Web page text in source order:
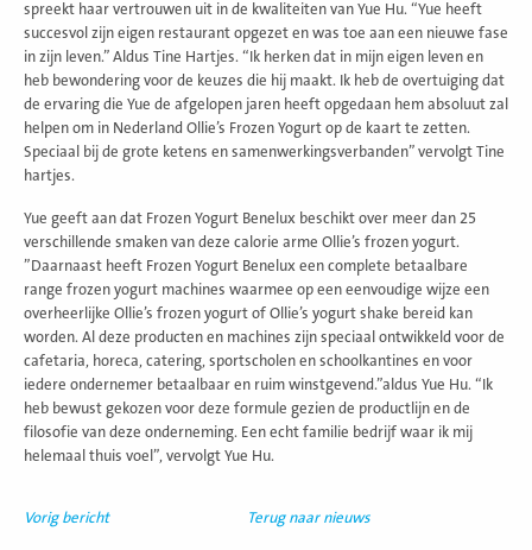
spreekt haar vertrouwen uit in de kwaliteiten van Yue Hu. “Yue heeft
succesvol zijn eigen restaurant opgezet en was toe aan een nieuwe fase
in zijn leven.” Aldus Tine Hartjes. “Ik herken dat in mijn eigen leven en
heb bewondering voor de keuzes die hij maakt. Ik heb de overtuiging dat
de ervaring die Yue de afgelopen jaren heeft opgedaan hem absoluut zal
helpen om in Nederland Ollie’s Frozen Yogurt op de kaart te zetten.
Speciaal bij de grote ketens en samenwerkingsverbanden” vervolgt Tine
hartjes.
Yue geeft aan dat Frozen Yogurt Benelux beschikt over meer dan 25
verschillende smaken van deze calorie arme Ollie’s frozen yogurt.
”Daarnaast heeft Frozen Yogurt Benelux een complete betaalbare
range frozen yogurt machines waarmee op een eenvoudige wijze een
overheerlijke Ollie’s frozen yogurt of Ollie’s yogurt shake bereid kan
worden. Al deze producten en machines zijn speciaal ontwikkeld voor de
cafetaria, horeca, catering, sportscholen en schoolkantines en voor
iedere ondernemer betaalbaar en ruim winstgevend.”aldus Yue Hu. “Ik
heb bewust gekozen voor deze formule gezien de productlijn en de
filosofie van deze onderneming. Een echt familie bedrijf waar ik mij
helemaal thuis voel”, vervolgt Yue Hu.
Vorig bericht Terug naar nieuws